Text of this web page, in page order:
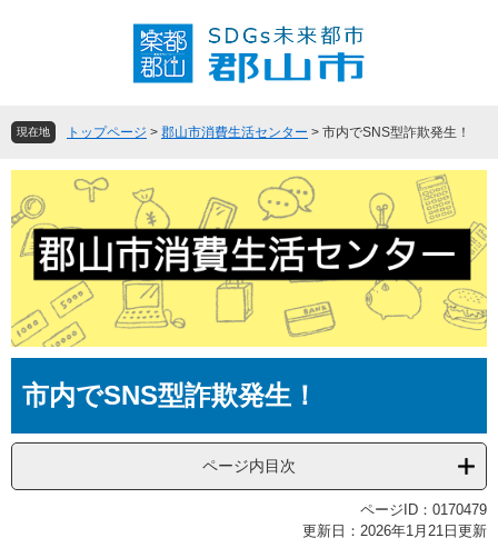
頭
す
飛
し
本
現在地 トップページ > 郡山市消費生活センター > 市内でSNS型詐欺発生！
文市内でSNS型詐欺発生！
ページ内目次
ページID：0170479
更新日：2026年1月21日更新